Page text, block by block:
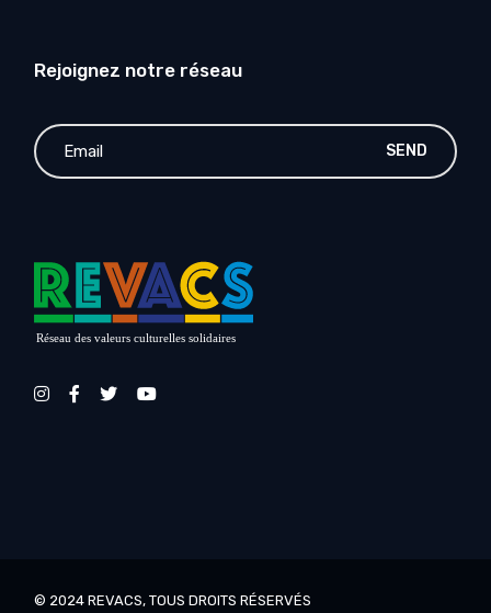
Rejoignez notre réseau
SEND
Réseau des valeurs culturelles solidaires
© 2024REVACS, TOUS DROITS RÉSERVÉS